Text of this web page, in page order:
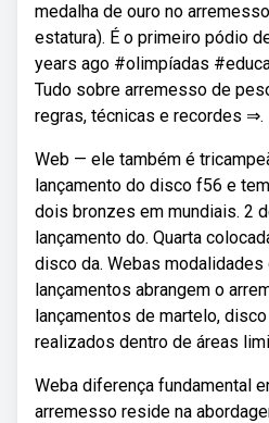
medalha de ouro no
estatura). É o primeiro pódio
years ago #olimpíadas
Tudo sobre arremesso de
regras, técnicas e recordes ⇒.
Web — ele também é
lançamento do disco f56 e
dois bronzes em mundiais. 2
lançamento do. Quarta
disco da. Webas
lançamentos abrangem o
lançamentos de martelo,
realizados dentro de áreas
Weba diferença fundamental
arremesso reside na